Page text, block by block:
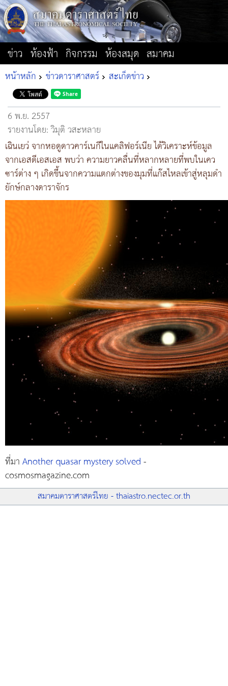
ข่าว ท้องฟ้า กิจกรรม ห้องสมุด สมาคม
หน้าหลัก ข่าวดาราศาสตร์ สะเก็ดข่าว
6 พ.ย. 2557
รายงานโดย: วิมุติ วสะหลาย
เฉินเยว่ จากหอดูดาวคาร์เนกีในแคลิฟอร์เนีย ได้วิเคราะห์ข้อมูล
จากเอสดีเอสเอส พบว่า ความยาวคลื่นที่หลากหลายที่พบในเคว
ซาร์ต่าง ๆ เกิดขึ้นจากความแตกต่างของมุมที่แก๊สไหลเข้าสู่หลุมดำ
ยักษ์กลางดาราจักร
ที่มาAnother quasar mystery solved-
cosmosmagazine.com
สมาคมดาราศาสตร์ไทย - thaiastro.nectec.or.th